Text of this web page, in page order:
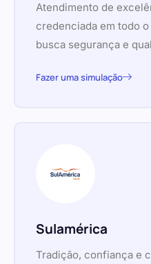
Atendimento de
credenciada em todo
busca segurança e
Fazer uma simulação
Sulamérica
Tradição, confiança e